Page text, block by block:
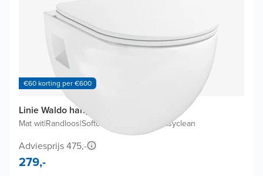
€60 korting per €600
Linie Waldo hangtoilet
Mat wit|Randloos|Softclose wc-bril met easyclean
Adviesprijs 475,-
279,-